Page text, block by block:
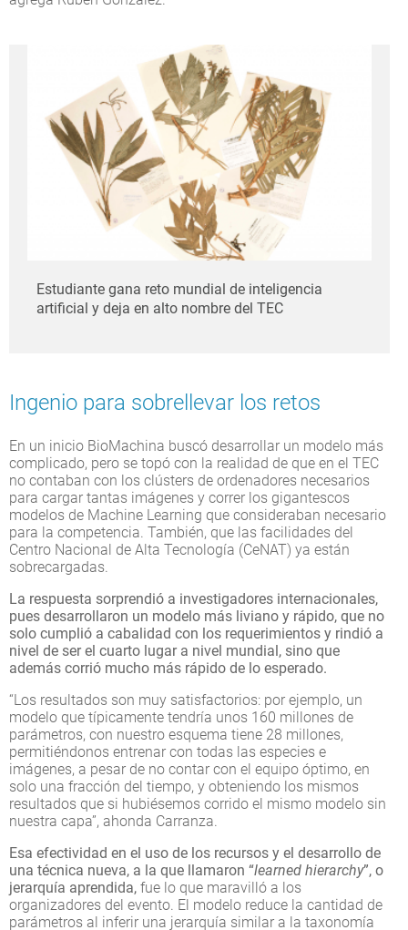
Estudiante gana reto mundial de inteligencia
artificial y deja en alto nombre del TEC
Ingenio para sobrellevar los retos
En un inicio BioMachina buscó desarrollar un modelo más
complicado, pero se topó con la realidad de que en el TEC
no contaban con los clústers de ordenadores necesarios
para cargar tantas imágenes y correr los gigantescos
modelos de Machine Learning que consideraban necesario
para la competencia. También, que las facilidades del
Centro Nacional de Alta Tecnología (CeNAT) ya están
sobrecargadas.
La respuesta sorprendió a investigadores internacionales,
pues desarrollaron un modelo más liviano y rápido, que no
solo cumplió a cabalidad con los requerimientos y rindió a
nivel de ser el cuarto lugar a nivel mundial, sino que
además corrió mucho más rápido de lo esperado.
“Los resultados son muy satisfactorios: por ejemplo, un
modelo que típicamente tendría unos 160 millones de
parámetros, con nuestro esquema tiene 28 millones,
permitiéndonos entrenar con todas las especies e
imágenes, a pesar de no contar con el equipo óptimo, en
solo una fracción del tiempo, y obteniendo los mismos
resultados que si hubiésemos corrido el mismo modelo sin
nuestra capa”, ahonda Carranza.
Esa efectividad en el uso de los recursos y el desarrollo de
una técnica nueva, a la que llamaron “learned hierarchy”, o
jerarquía aprendida, fue lo que maravilló a los
organizadores del evento. El modelo reduce la cantidad de
parámetros al inferir una jerarquía similar a la taxonomía